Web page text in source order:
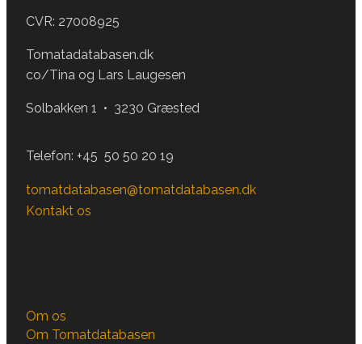
CVR: 27008925
Tomatadatabasen.dk
co/Tina og Lars Laugesen
Solbakken 1 • 3230 Græsted
Telefon: +45 50 50 20 19
tomatdatabasen@tomatdatabasen.dk
Kontakt os
Om os
Om Tomatdatabasen